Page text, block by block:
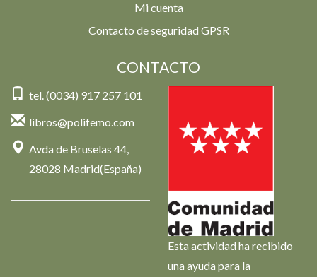
Mi cuenta
Contacto de seguridad GPSR
CONTACTO
tel. (0034) 917 257 101
libros@polifemo.com
Avda de Bruselas 44,
28028 Madrid(España)
Esta actividad ha recibido
una ayuda para la